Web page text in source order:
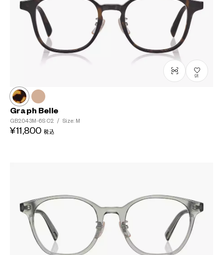
91
Graph Belle
GB2043M-6S C2 / Size: M
¥11,800 税込